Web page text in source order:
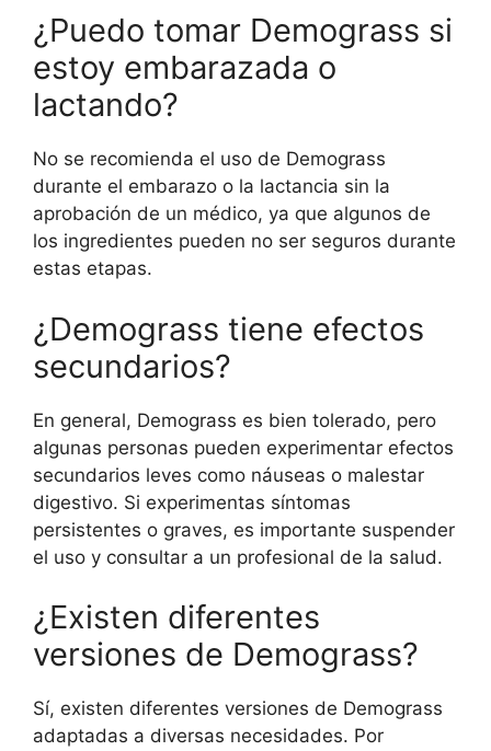
¿Puedo tomar Demograss si
estoy embarazada o
lactando?
No se recomienda el uso de Demograss
durante el embarazo o la lactancia sin la
aprobación de un médico, ya que algunos de
los ingredientes pueden no ser seguros durante
estas etapas.
¿Demograss tiene efectos
secundarios?
En general, Demograss es bien tolerado, pero
algunas personas pueden experimentar efectos
secundarios leves como náuseas o malestar
digestivo. Si experimentas síntomas
persistentes o graves, es importante suspender
el uso y consultar a un profesional de la salud.
¿Existen diferentes
versiones de Demograss?
Sí, existen diferentes versiones de Demograss
adaptadas a diversas necesidades. Por